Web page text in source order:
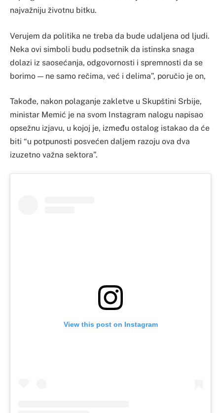
najvažniju životnu bitku.
Verujem da politika ne treba da bude udaljena od ljudi.
Neka ovi simboli budu podsetnik da istinska snaga
dolazi iz saosećanja, odgovornosti i spremnosti da se
borimo — ne samo rečima, već i delima”, poručio je on,
Takođe, nakon polaganje zakletve u Skupštini Srbije,
ministar Memić je na svom Instagram nalogu napisao
opsežnu izjavu, u kojoj je, između ostalog istakao da će
biti “u potpunosti posvećen daljem razoju ova dva
izuzetno važna sektora”.
View this post on Instagram